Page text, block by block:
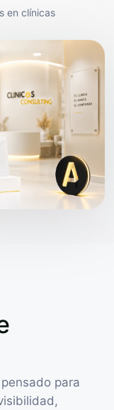
en clínicas
para